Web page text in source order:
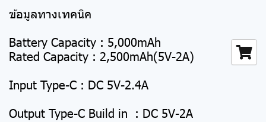
ข้อมูลทางเทคนิค
Battery Capacity : 5,000mAh
Rated Capacity : 2,500mAh(5V-2A)
Input Type-C : DC 5V-2.4A
Output Type-C Build in : DC 5V-2A